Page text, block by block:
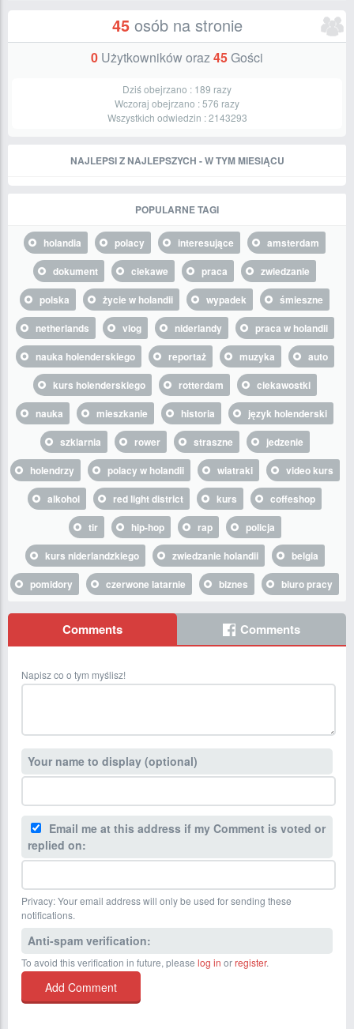
45osób na stronie
0 Użytkowników oraz45Gości
Dziś obejrzano : 189 razy
Wczoraj obejrzano :576 razy
Wszystkich odwiedzin :2143293
NAJLEPSI Z NAJLEPSZYCH - W TYM MIESIĄCU
POPULARNE TAGI
holandia polacy interesujące
amsterdam
dokument
ciekawe praca
zwiedzanie
polska
życie w holandii wypadek
śmieszne
netherlands
vlog niderlandy
praca w holandii
nauka holenderskiego
reportaż muzyka
auto
kurs holenderskiego
rotterdam
ciekawostki
nauka
mieszkanie historia
język holenderski
szklarnia
rower straszne
jedzenie
holendrzy
polacy w holandii wiatraki
video kurs
alkohol
red light district kurs
coffeshop
tir
hip-hop rap
policja
kurs niderlandzkiego
zwiedzanie holandii
belgia
pomidory
czerwone latarnie biznes biuro pracy
Comments Comments
Napisz co o tym myślisz!
Your name to display (optional)
Email me at this address if my Comment is voted or
replied on:
Privacy: Your email address will only be used for sending these
notifications.
Anti-spam verification:
To avoid this verification in future, please log in orregister.